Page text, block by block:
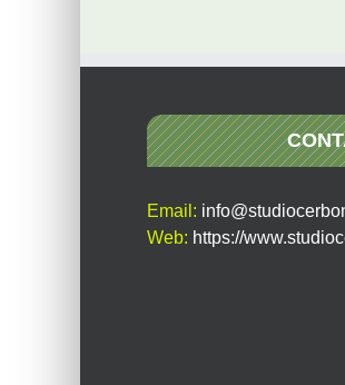
Email:
Web: https://